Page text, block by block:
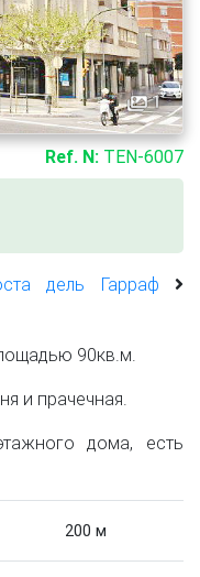
1
Ref. N: TEN-6007
дель Гарраф
90кв.м.
и прачечная.
дома, есть
200 м